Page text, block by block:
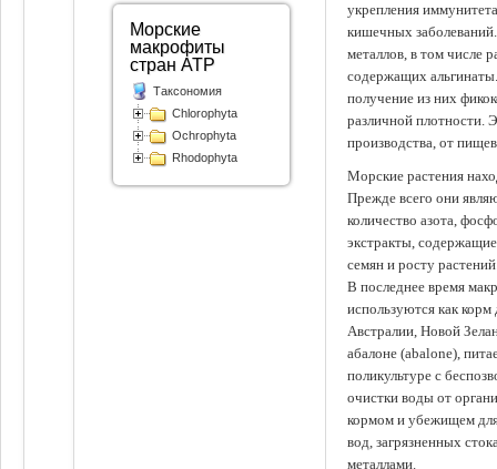
укрепления
кишечных
металлов, в том числе
содержащих
получение из них
различной плотности.
производства, от
Морские растения
Прежде всего они
количество азота,
экстракты,
семян и росту
В последнее время
используются как
Австралии, Новой
абалоне (abalone),
поликультуре с
очистки воды от
кормом и убежищем
вод, загрязненных
металлами.
Морские
макрофиты
стран АТР
Таксономия
Chlorophyta
Ochrophyta
Rhodophyta